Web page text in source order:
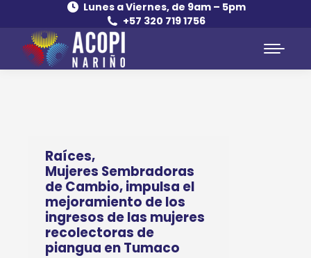
Lunes a Viernes, de 9am – 5pm
+57 320 719 1756
Raíces,
Mujeres Sembradoras
de Cambio, impulsa el
mejoramiento de los
ingresos de las mujeres
recolectoras de
piangua en Tumaco